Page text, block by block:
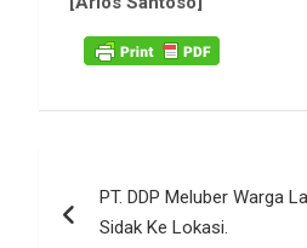
posPT. DDP Meluber Warga
Sidak Ke Lokasi.